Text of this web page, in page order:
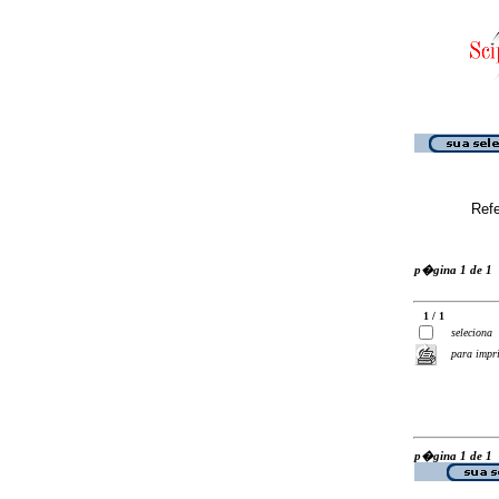
p�gina 1 de 1
1 / 1
seleciona
para
p�gina 1 de 1